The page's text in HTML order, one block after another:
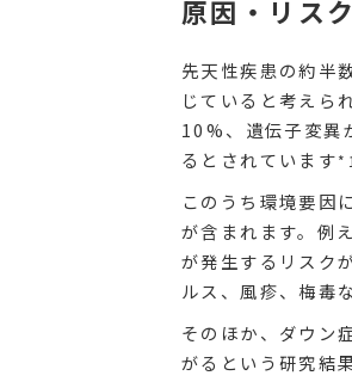
原因・リス
先天性疾患の約半
じていると考えら
10%、遺伝子変異
るとされています
このうち環境要因
が含まれます。例
が発生するリスク
ルス、風疹、梅毒
そのほか、ダウン
がるという研究結